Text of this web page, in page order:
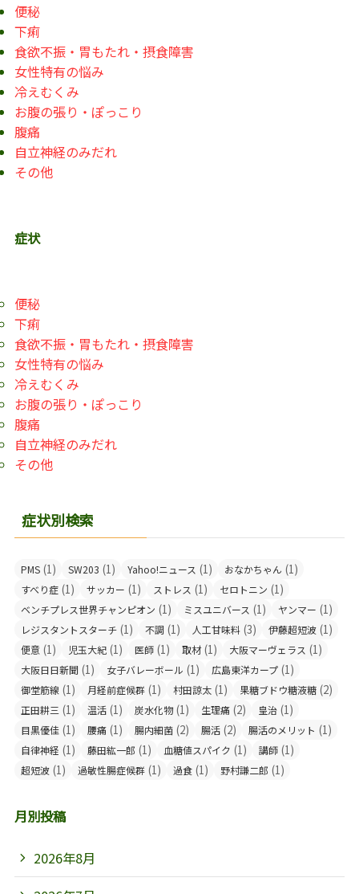
便秘
下痢
食欲不振・胃もたれ・摂食障害
女性特有の悩み
冷えむくみ
お腹の張り・ぽっこり
腹痛
自立神経のみだれ
その他
症状
便秘
下痢
食欲不振・胃もたれ・摂食障害
女性特有の悩み
冷えむくみ
お腹の張り・ぽっこり
腹痛
自立神経のみだれ
その他
症状別検索
PMS (1) SW203 (1) Yahoo!ニュース (1) おなかちゃん (1)
すべり症 (1) サッカー (1) ストレス (1) セロトニン (1)
ベンチプレス世界チャンピオン (1) ミスユニバース (1) ヤンマー (1)
レジスタントスターチ (1) 不調 (1) 人工甘味料 (3) 伊藤超短波 (1)
便意 (1) 児玉大紀 (1) 医師 (1) 取材(1) 大阪マーヴェラス (1)
大阪日日新聞 (1) 女子バレーボール (1) 広島東洋カープ (1)
御堂筋線 (1) 月経前症候群 (1) 村田諒太 (1) 果糖ブドウ糖液糖 (2)
正田耕三 (1) 温活 (1) 炭水化物(1) 生理痛 (2) 皇治 (1)
目黒優佳 (1) 腰痛 (1) 腸内細菌 (2) 腸活 (2) 腸活のメリット (1)
自律神経 (1) 藤田紘一郎 (1) 血糖値スパイク (1) 講師 (1)
超短波 (1) 過敏性腸症候群 (1) 過食 (1) 野村謙二郎 (1)
月別投稿
2026年8月